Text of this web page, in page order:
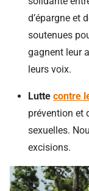
d’épargne et
soutenues
gagnent leur
leurs voix.
Lutte contre
prévention et
sexuelles.
excisions.